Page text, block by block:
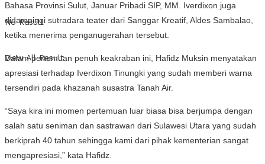
No Result
View All Result
Bahasa Provinsi Sulut, Januar Pribadi SIP, MM. Iverdixon juga
didampingi sutradara teater dari Sanggar Kreatif, Aldes Sambalao,
ketika menerima penganugerahan tersebut.
Dalam pertemuan penuh keakraban ini, Hafidz Muksin menyatakan
apresiasi terhadap Iverdixon Tinungki yang sudah memberi warna
tersendiri pada khazanah susastra Tanah Air.
“Saya kira ini momen pertemuan luar biasa bisa berjumpa dengan
salah satu seniman dan sastrawan dari Sulawesi Utara yang sudah
berkiprah 40 tahun sehingga kami dari pihak kementerian sangat
mengapresiasi,” kata Hafidz.